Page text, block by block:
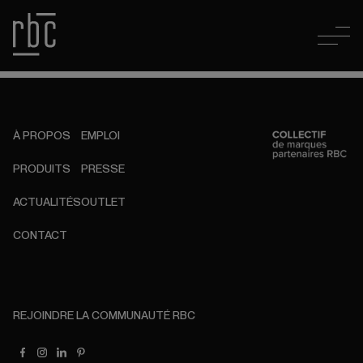
À PROPOS
PRODUITS
ACTUALITÉS
CONTACT
EMPLOI
PRESSE
OUTLET
REJOINDRE LA COMMUNAUTÉ RBC